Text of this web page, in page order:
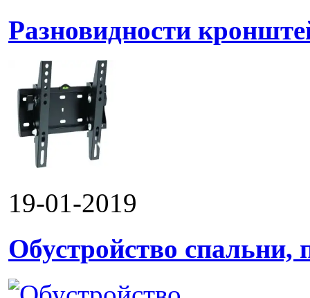
Разновидности
19-01-2019
Обустройство спальни,